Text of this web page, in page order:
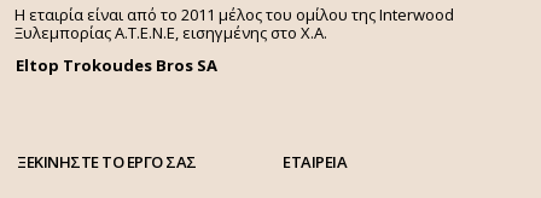
Η εταιρία είναι από το 2011 μέλος του ομίλου της Interwood
Ξυλεμπορίας Α.Τ.Ε.Ν.Ε, εισηγμένης στο Χ.A.
Eltop Trokoudes Bros SA
ΞΕΚΙΝΗΣΤΕ ΤΟ ΕΡΓΟ ΣΑΣ ΕΤΑΙΡΕΙΑ